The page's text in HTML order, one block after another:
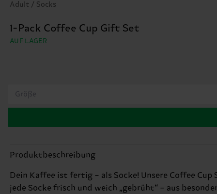
Adult / Socks
1-Pack Coffee Cup Gift Set
AUF LAGER
Größe
Produktbeschreibung
Dein Kaffee ist fertig – als Socke! Unsere Coffee
jede Socke frisch und weich „gebrüht“ – aus